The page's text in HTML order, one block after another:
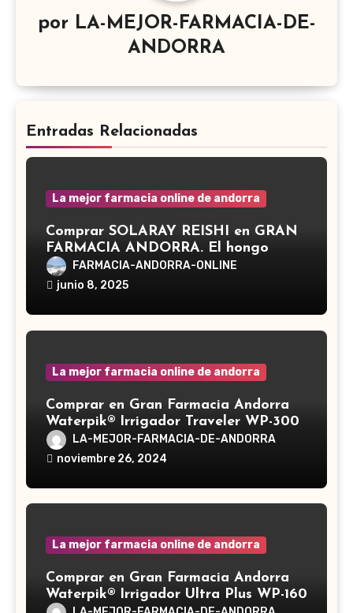
por LA-MEJOR-FARMACIA-DE-
ANDORRA
Entradas Relacionadas
La mejor farmacia online de andorra
Comprar SOLARAY REISHI en GRAN
FARMACIA ANDORRA. El hongo
Reishi, cuyo nombre científico es
Ganoderma lucidum, es un hongo
en la medicina tradicional asiática
FARMACIA-ANDORRA-ONLINE
junio 8, 2025
La mejor farmacia online de andorra
Comprar en Gran Farmacia Andorra
Waterpik® Irrigador Traveler WP-300
LA-MEJOR-FARMACIA-DE-ANDORRA
noviembre 26, 2024
La mejor farmacia online de andorra
Comprar en Gran Farmacia Andorra
Waterpik® Irrigador Ultra Plus WP-160